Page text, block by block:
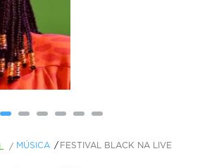
/ MÚSICA FESTIVAL BLACK NA LIVE